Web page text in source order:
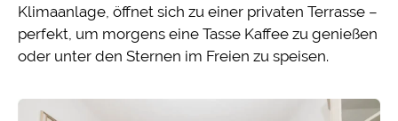
Klimaanlage, öffnet sich zu einer privaten Terrasse –
perfekt, um morgens eine Tasse Kaffee zu genießen
oder unter den Sternen im Freien zu speisen.